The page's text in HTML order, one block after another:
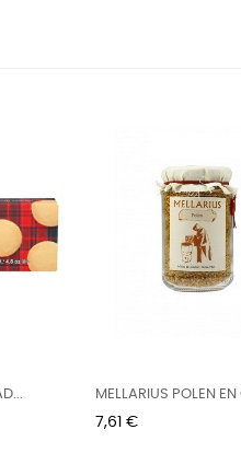
MELLARIUS POLEN
225G
Precio
7,61 €